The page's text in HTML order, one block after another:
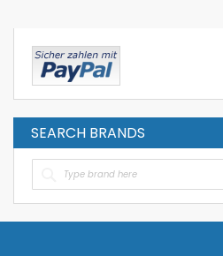
SEARCH BRANDS